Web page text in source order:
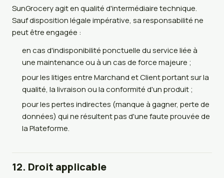
SunGrocery agit en qualité d'intermédiaire technique.
Sauf disposition légale impérative, sa responsabilité ne
peut être engagée :
en cas d'indisponibilité ponctuelle du service liée à
une maintenance ou à un cas de force majeure ;
pour les litiges entre Marchand et Client portant sur la
qualité, la livraison ou la conformité d'un produit ;
pour les pertes indirectes (manque à gagner, perte de
données) qui ne résultent pas d'une faute prouvée de
la Plateforme.
12. Droit applicable